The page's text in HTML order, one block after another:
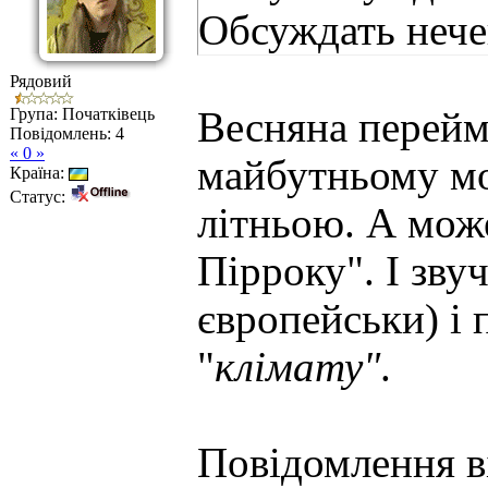
Рядовий
Група: Початківець
Повідомлень: 4
« 0 »
Країна:
Статус:
Обсуждать
Весняна
майбутньому
літньою. А
Пірроку". І
європейськи) і
"клімату".
Повідомлення